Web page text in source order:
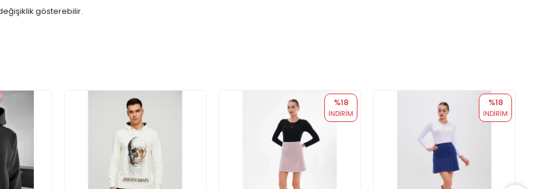
gösterebilir.
%18
İNDİRİM
%18
İNDİRİM